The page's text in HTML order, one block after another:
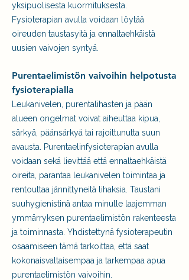
yksipuolisesta kuormituksesta.
Fysioterapian avulla voidaan löytää
oireuden taustasyitä ja ennaltaehkäistä
uusien vaivojen syntyä.
Purentaelimistön vaivoihin helpotusta
fysioterapialla
Leukanivelen, purentalihasten ja pään
alueen ongelmat voivat aiheuttaa kipua,
särkyä, päänsärkyä tai rajoittunutta suun
avausta. Purentaelinfysioterapian avulla
voidaan sekä lievittää että ennaltaehkäistä
oireita, parantaa leukanivelen toimintaa ja
rentouttaa jännittyneitä lihaksia. Taustani
suuhygienistinä antaa minulle laajemman
ymmärryksen purentaelimistön rakenteesta
ja toiminnasta. Yhdistettynä fysioterapeutin
osaamiseen tämä tarkoittaa, että saat
kokonaisvaltaisempaa ja tarkempaa apua
purentaelimistön vaivoihin.